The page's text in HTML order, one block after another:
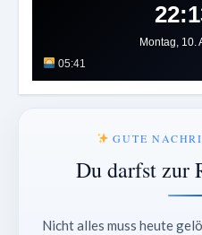
Montag, 10.
05:41
GUTE
Du darfst zur
Nicht alles muss heute